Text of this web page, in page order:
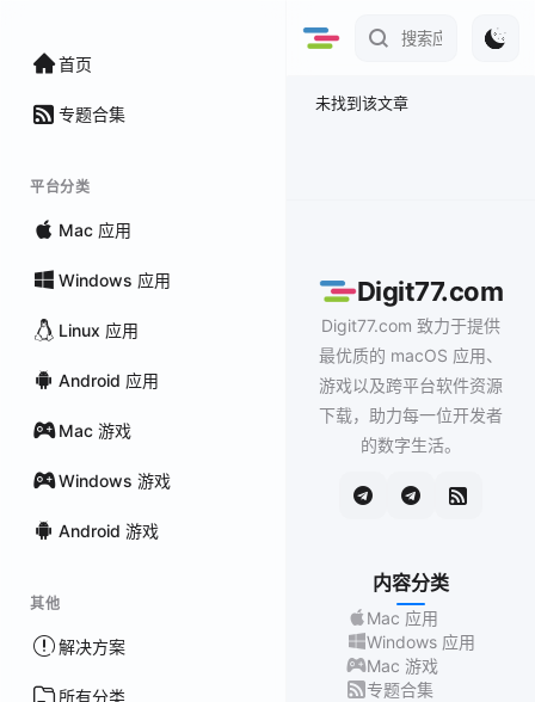
首页
专题合集
平台分类
Mac 应用
Windows 应用
Linux 应用
Android 应用
Mac 游戏
Windows 游戏
Android 游戏
其他
解决方案
所有分类
未找到该文章
Digit77.com
Digit77.com 致力于提供
最优质的 macOS 应用、
游戏以及跨平台软件资源
下载，助力每一位开发者
的数字生活。
内容分类
Mac 应用
Windows 应用
Mac 游戏
专题合集